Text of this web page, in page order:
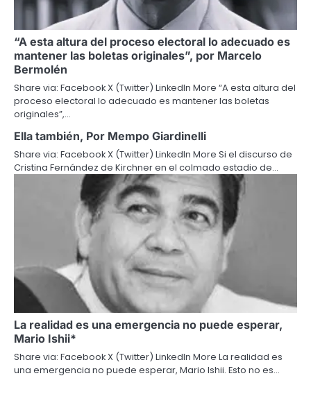
“A esta altura del proceso electoral lo adecuado es
mantener las boletas originales”, por Marcelo
Bermolén
Share via: Facebook X (Twitter) LinkedIn More “A esta altura del
proceso electoral lo adecuado es mantener las boletas
originales”,…
Ella también, Por Mempo Giardinelli
Share via: Facebook X (Twitter) LinkedIn More Si el discurso de
Cristina Fernández de Kirchner en el colmado estadio de…
La realidad es una emergencia no puede esperar,
Mario Ishii*
Share via: Facebook X (Twitter) LinkedIn More La realidad es
una emergencia no puede esperar, Mario Ishii. Esto no es…